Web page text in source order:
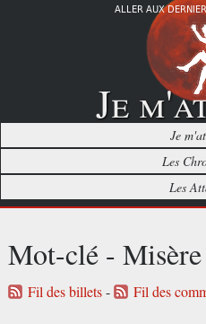
ALLER AUX
Je
Je
Les
Les
Mot-clé - Misère
Fil des billets- Fil des